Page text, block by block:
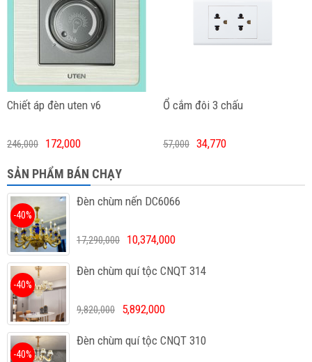
Chiết áp đèn uten v6
246,000 172,000
Ổ cắm đôi 3 chấu
57,000 34,770
SẢN PHẨM BÁN CHẠY
Đèn chùm nến DC6066
-40%
17,290,000 10,374,000
Đèn chùm quí tộc CNQT 314
-40%
9,820,000 5,892,000
Đèn chùm quí tộc CNQT 310
-40%